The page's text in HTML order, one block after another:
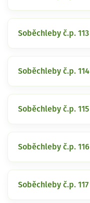
Soběchleby č.p. 113
Soběchleby č.p. 114
Soběchleby č.p. 115
Soběchleby č.p. 116
Soběchleby č.p. 117